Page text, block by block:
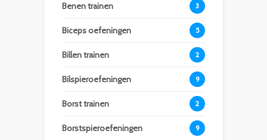
Benen trainen 3
Biceps oefeningen 5
Billen trainen 2
Bilspieroefeningen 9
Borst trainen 2
Borstspieroefeningen 9